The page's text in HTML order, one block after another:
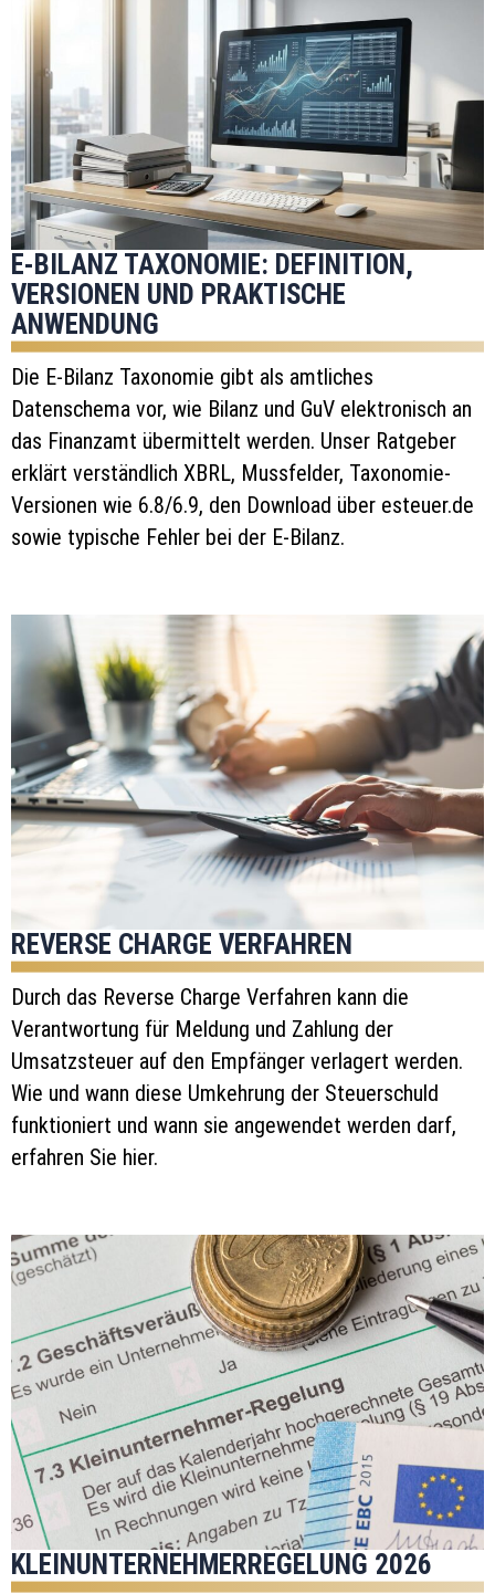
E-BILANZ TAXONOMIE: DEFINITION,
VERSIONEN UND PRAKTISCHE
ANWENDUNG
Die E-Bilanz Taxonomie gibt als amtliches
Datenschema vor, wie Bilanz und GuV elektronisch an
das Finanzamt übermittelt werden. Unser Ratgeber
erklärt verständlich XBRL, Mussfelder, Taxonomie-
Versionen wie 6.8/6.9, den Download über esteuer.de
sowie typische Fehler bei der E-Bilanz.
REVERSE CHARGE VERFAHREN
Durch das Reverse Charge Verfahren kann die
Verantwortung für Meldung und Zahlung der
Umsatzsteuer auf den Empfänger verlagert werden.
Wie und wann diese Umkehrung der Steuerschuld
funktioniert und wann sie angewendet werden darf,
erfahren Sie hier.
KLEINUNTERNEHMERREGELUNG 2026